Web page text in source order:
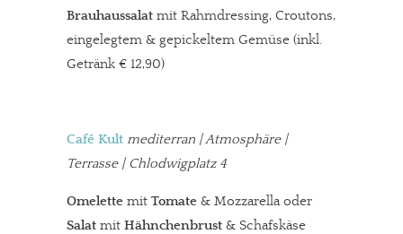
Brauhaussalat mit Rahmdressing, Croutons,
eingelegtem & gepickeltem Gemüse (inkl.
Getränk € 12,90)
Café Kult mediterran | Atmosphäre |
Terrasse | Chlodwigplatz 4
Omelette mit Tomate & Mozzarella oder
Salat mit Hähnchenbrust & Schafskäse